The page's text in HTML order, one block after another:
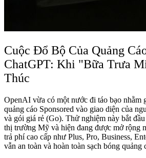
Cuộc Đổ Bộ Của Quảng
ChatGPT: Khi "Bữa Trưa
Thúc
OpenAI vừa có một nước đi táo bạo nhằm
quảng cáo Sponsored vào giao diện của
và gói giá rẻ (Go). Thử nghiệm này bắt
thị trường Mỹ và hiện đang được mở rộng
trả phí cao cấp như Plus, Pro, Business,
vẫn an toàn và hoàn toàn sạch bóng quảng